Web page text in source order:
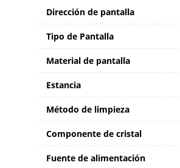
Dirección de pantalla
Tipo de Pantalla
Material de pantalla
Estancia
Método de limpieza
Componente de cristal
Fuente de alimentación